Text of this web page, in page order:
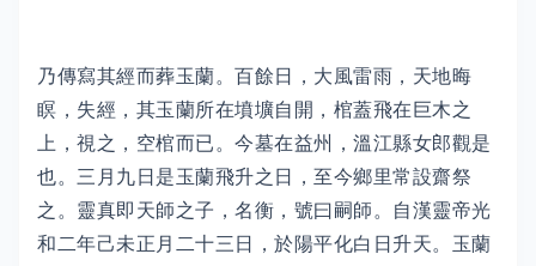
乃傳寫其經而葬玉蘭。百餘日，大風雷雨，天地晦
瞑，失經，其玉蘭所在墳壙自開，棺蓋飛在巨木之
上，視之，空棺而已。今墓在益州，溫江縣女郎觀是
也。三月九日是玉蘭飛升之日，至今鄉里常設齋祭
之。靈真即天師之子，名衡，號曰嗣師。自漢靈帝光
和二年己未正月二十三日，於陽平化白日升天。玉蘭